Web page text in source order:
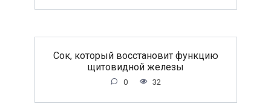
Сок, который восстановит функцию
щитовидной железы
0 32